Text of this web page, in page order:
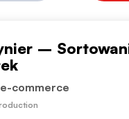
–
commerce